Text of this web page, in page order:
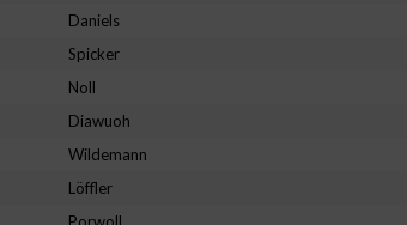
Daniels
Spicker
Noll
Diawuoh
Wildemann
Löffler